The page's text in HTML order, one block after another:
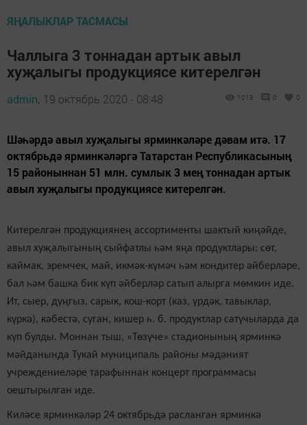
ЯҢАЛЫКЛАР ТАСМАСЫ
Чаллыга 3 тоннадан артык авыл
хуҗалыгы продукциясе китерелгән
admin, 19 октябрь 2020 - 08:48 1018 0 0
Шәһәрдә авыл хуҗалыгы ярминкәләре дәвам итә. 17
октябрьдә ярминкәләргә Татарстан Республикасының
15 районыннан 51 млн. сумлык 3 мең тоннадан артык
авыл хуҗалыгы продукциясе китерелгән.
Китерелгән продукциянең ассортименты шактый киңәйде,
авыл хуҗалыгының сыйфатлы һәм яңа продуктлары: сөт,
каймак, эремчек, май, икмәк-күмәч һәм кондитер әйберләре,
бал һәм башка бик күп әйберләр сатып алырга мөмкин иде.
Ит, сыер, дуңгыз, сарык, кош-корт (каз, үрдәк, тавыклар,
күркә), кәбестә, суган, кишер һ. б. продуктлар сатучыларда да
күп булды. Моннан тыш, «Төзүче» стадионының ярминкә
мәйданында Тукай муниципаль районы мәдәният
учреждениеләре тарафыннан концерт программасы
оештырылган иде.
Киләсе ярминкәләр 24 октябрьдә расланган ярминкә